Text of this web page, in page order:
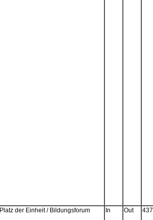
Platz der Einheit / Bildungsforum In Out 437